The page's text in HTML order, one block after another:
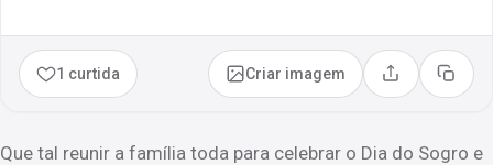
1 curtida Criar imagem Compartilhar
Copiar
Que tal reunir a família toda para celebrar o Dia do Sogro e